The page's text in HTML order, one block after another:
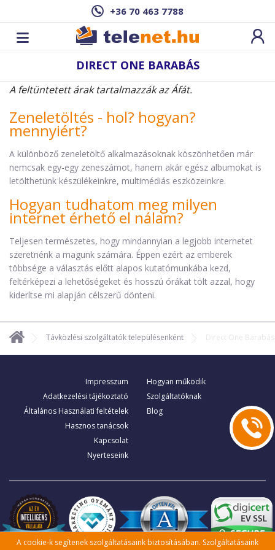
+36 70 463 7788
DIRECT ONE BARABÁS
A feltüntetett árak tartalmazzák az Áfát.
Zeneletöltés - hol? hogyan?
mennyiért?
A különböző zeneletöltő alkalmazásoknak köszönhetően már
nemcsak egy-egy zeneszámot, hanem akár egész albumokat is
letölthetünk készülékeinkre, multimédiás eszközeinkre.
Hogyan tudhatom meg milyen
internet érhető el nálam?
Teljesen természetes, hogy mindannyian a legjobb internetet
szeretnénk a magunk számára. Éppen ezért az emberek
többsége a választás előtt alapos kutatómunkába kezd,
feltérképezi a lehetőségeket és hosszú órákat tölt azzal, hogy
kiderítse mi alapján célszerű dönteni.
Távközlési szolgáltatók településenként Direct One Barabás
Impresszum
Adatkezelési tájékoztató
Általános Használati feltételek
Hasznos tanácsok
Kapcsolat
Nyerteseink
Hogyan működik
Szolgáltatóknak
Blog
A cookie-k segítenek szolgáltatásaink biztosításában. Szolgáltatásaink